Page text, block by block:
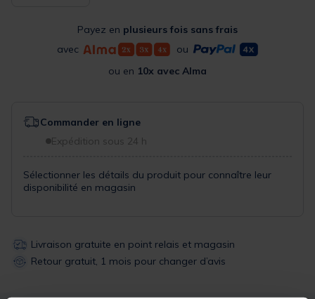
Payez en plusieurs fois sans frais
avec
ou
ou en 10x avec Alma
Commander en ligne
Expédition sous 24 h
Sélectionner les détails du produit pour connaître leur
disponibilité en magasin
Livraison gratuite en point relais et magasin
Retour gratuit, 1 mois pour changer d’avis